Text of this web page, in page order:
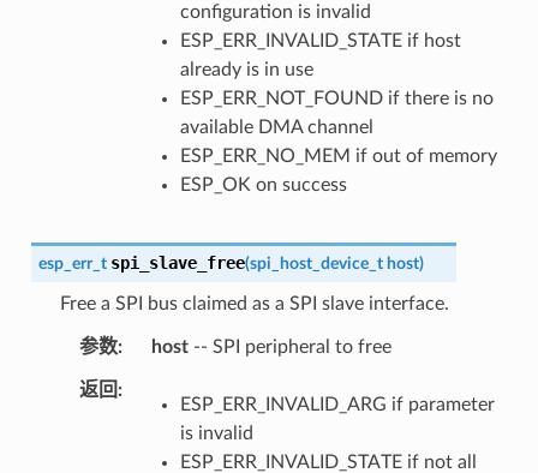
configuration is invalid
ESP_ERR_INVALID_STATE if host
already is in use
ESP_ERR_NOT_FOUND if there is no
available DMA channel
ESP_ERR_NO_MEM if out of memory
ESP_OK on success
esp_err_t spi_slave_free(spi_host_device_t host)
Free a SPI bus claimed as a SPI slave interface.
参数 host-- SPI peripheral to free
返回
ESP_ERR_INVALID_ARG if parameter
is invalid
ESP_ERR_INVALID_STATE if not all